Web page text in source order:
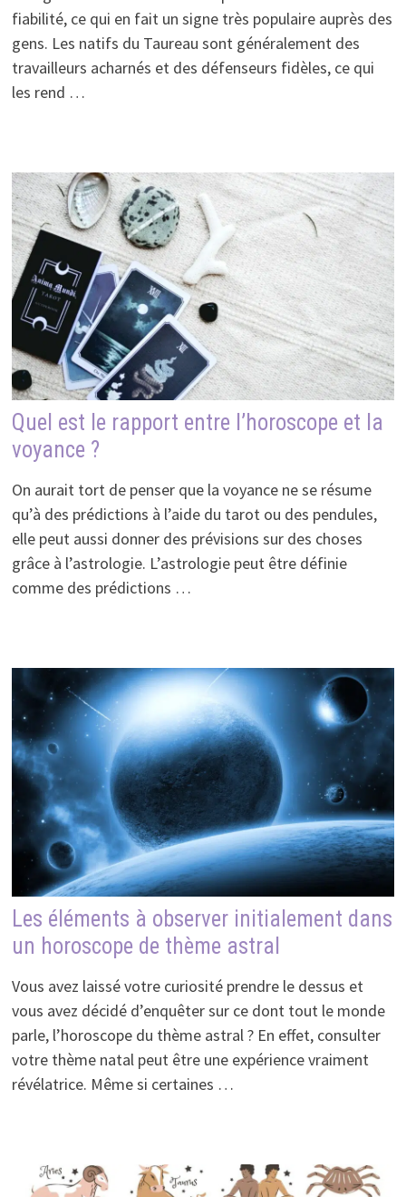
fiabilité, ce qui en fait un signe très populaire auprès des
gens. Les natifs du Taureau sont généralement des
travailleurs acharnés et des défenseurs fidèles, ce qui
les rend …
Quel est le rapport entre l’horoscope et la
voyance ?
On aurait tort de penser que la voyance ne se résume
qu’à des prédictions à l’aide du tarot ou des pendules,
elle peut aussi donner des prévisions sur des choses
grâce à l’astrologie. L’astrologie peut être définie
comme des prédictions …
Les éléments à observer initialement dans
un horoscope de thème astral
Vous avez laissé votre curiosité prendre le dessus et
vous avez décidé d’enquêter sur ce dont tout le monde
parle, l’horoscope du thème astral ? En effet, consulter
votre thème natal peut être une expérience vraiment
révélatrice. Même si certaines …